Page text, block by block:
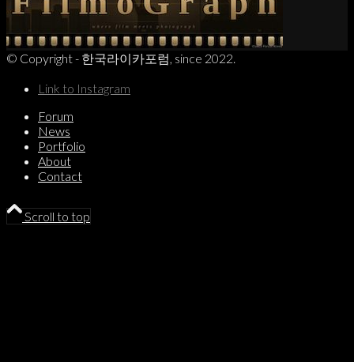
© Copyright - 한국라이카포럼, since 2022.
Link to Instagram
Forum
News
Portfolio
About
Contact
Scroll to top